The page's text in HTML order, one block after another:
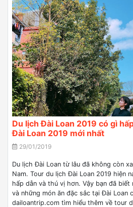
Du lịch Đài Loan 2019 có gì
Đài Loan 2019 mới nhất
29/01/2019
Du lịch Đài Loan từ lâu đã không còn
Nam. Tour du lịch Đài Loan 2019 hiện
hấp dẫn và thú vị hơn. Vậy bạn đã biết
và những món ăn đặc sắc tại Đài Loan
dailoantrip.com tìm hiểu thêm về tour